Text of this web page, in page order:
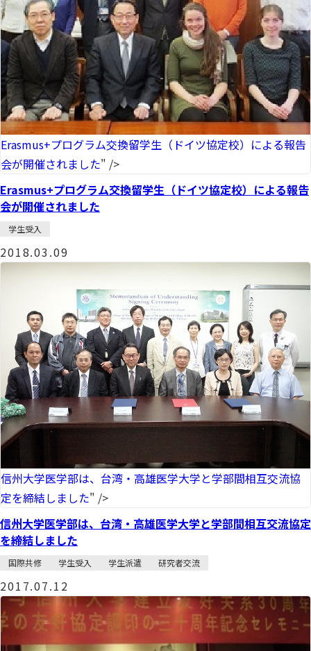
Erasmus+プログラム交換留学生（ドイツ協定校）による報告
会が開催されました" />
Erasmus+プログラム交換留学生（ドイツ協定校）による報告
会が開催されました
学生受入
2018.03.09
信州大学医学部は、台湾・高雄医学大学と学部間相互交流協
定を締結しました" />
信州大学医学部は、台湾・高雄医学大学と学部間相互交流協定
を締結しました
国際共修 学生受入 学生派遣 研究者交流
2017.07.12